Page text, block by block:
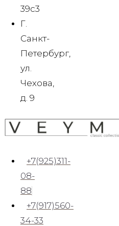
39c3
Г.
Санкт-
Петербург,
ул.
Чехова,
д. 9
+7(925)311-
08-
88
+7(917)560-
34-33
46 (S)
50 (L)
52 (XL)
56 (3XL)
Аренда сроком
дня
Аксессуары
Химчистка и